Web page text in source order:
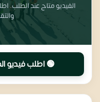
الفيديو متاح عند الطلب.
🟢 اطلب فيديو